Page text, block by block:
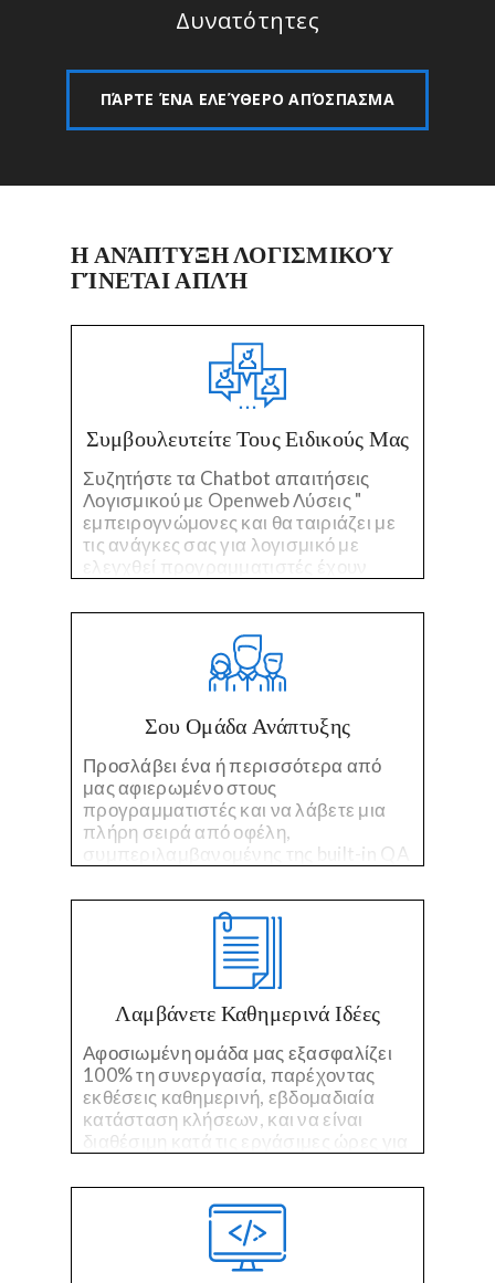
Δυνατότητες
ΠΆΡΤΕ ΈΝΑ ΕΛΕΎΘΕΡΟ ΑΠΌΣΠΑΣΜΑ
Η ΑΝΆΠΤΥΞΗ ΛΟΓΙΣΜΙΚΟΎ
ΓΊΝΕΤΑΙ ΑΠΛΉ
Συμβουλευτείτε Τους Ειδικούς Μας
Συζητήστε τα Chatbot απαιτήσεις
Λογισμικού με Openweb Λύσεις "
εμπειρογνώμονες και θα ταιριάζει με
τις ανάγκες σας για λογισμικό με
ελεγχθεί προγραμματιστές έχουν
τεχνολογία και εμπειρία στον κλάδο.
Σου Ομάδα Ανάπτυξης
Προσλάβει ένα ή περισσότερα από
μας αφιερωμένο στους
προγραμματιστές και να λάβετε μια
πλήρη σειρά από οφέλη,
συμπεριλαμβανομένης της built-in QA
management.
Λαμβάνετε Καθημερινά Ιδέες
Αφοσιωμένη ομάδα μας εξασφαλίζει
100% τη συνεργασία, παρέχοντας
εκθέσεις καθημερινή, εβδομαδιαία
κατάσταση κλήσεων, και να είναι
διαθέσιμη κατά τις εργάσιμες ώρες για